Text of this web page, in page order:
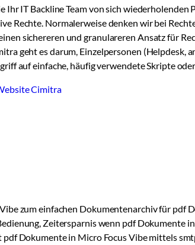
Ihr IT Backline Team von sich wiederholenden
Rechte. Normalerweise denken wir bei
sichereren und granulareren Ansatz für
geht es darum, Einzelpersonen
auf einfache, häufig verwendete Skripte
Cimitra
zum einfachen Dokumentenarchiv für pdf
Zeitersparnis wenn pdf Dokumente
Dokumente in Micro Focus Vibe mittels